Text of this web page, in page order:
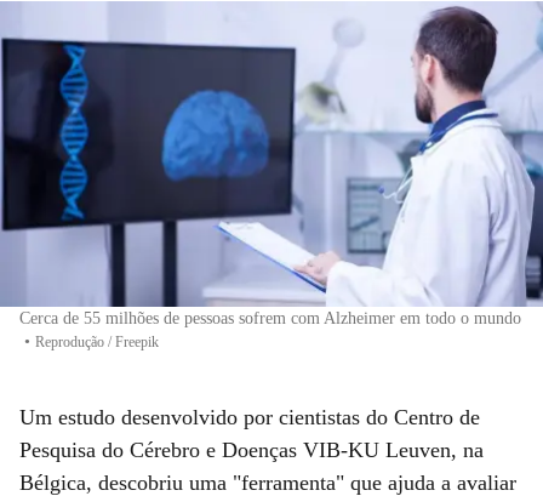
Cerca de 55 milhões de pessoas sofrem com Alzheimer em todo o mundo
• Reprodução / Freepik
Um estudo desenvolvido por cientistas do Centro de
Pesquisa do Cérebro e Doenças VIB-KU Leuven, na
Bélgica, descobriu uma "ferramenta" que ajuda a avaliar